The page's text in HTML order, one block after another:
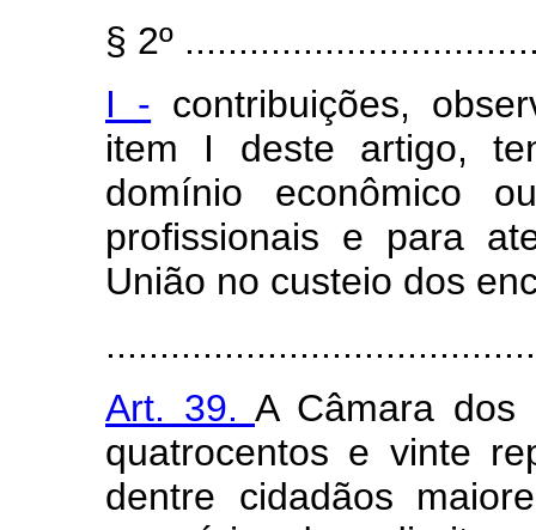
§ 2º
I - contribuições,
item I deste artigo,
domínio econômico
profissionais e para
União no custeio dos
Art. 39. A Câmara dos
quatrocentos e vinte
dentre cidadãos